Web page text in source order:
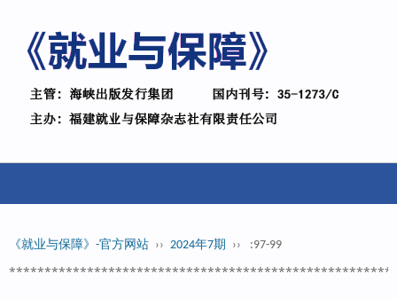
《就业与保障》-官方网站 ›› 2024年7期 ›› :97-99